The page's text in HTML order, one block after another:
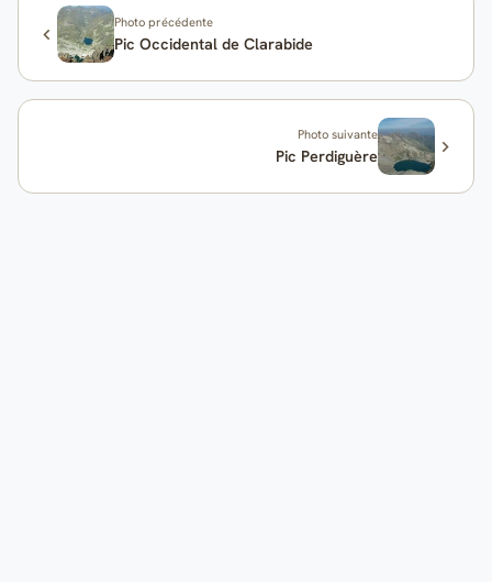
Photo précédente
Pic Occidental de Clarabide
Photo suivante
Pic Perdiguère